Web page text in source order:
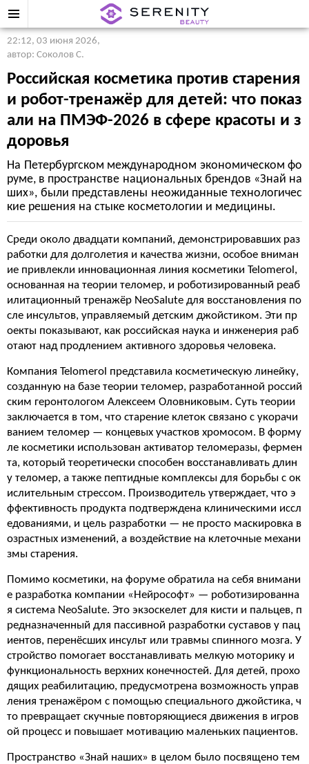
22:12, 03 июня 2026,
автор: Соколов С.
Российская косметика против старения
и робот-тренажёр для детей: что показ
али на ПМЭФ-2026 в сфере красоты и з
доровья
На Петербургском международном экономическом фо
руме, в пространстве национальных брендов «Знай на
ших», были представлены неожиданные технологичес
кие решения на стыке косметологии и медицины.
Среди около двадцати компаний, демонстрировавших раз
работки для долголетия и качества жизни, особое вниман
ие привлекли инновационная линия косметики Telomerol,
основанная на теории теломер, и роботизированный реаб
илитационный тренажёр NeoSalute для восстановления по
сле инсультов, управляемый детским джойстиком. Эти пр
оекты показывают, как российская наука и инженерия раб
отают над продлением активного здоровья человека.
Компания Telomerol представила косметическую линейку,
созданную на базе теории теломер, разработанной россий
ским геронтологом Алексеем Оловниковым. Суть теории
заключается в том, что старение клеток связано с укорачи
ванием теломер — концевых участков хромосом. В форму
ле косметики использован активатор теломеразы, фермен
та, который теоретически способен восстанавливать длин
у теломер, а также пептидные комплексы для борьбы с ок
ислительным стрессом. Производитель утверждает, что э
ффективность продукта подтверждена клиническими иссл
едованиями, и цель разработки — не просто маскировка в
озрастных изменений, а воздействие на клеточные механи
змы старения.
Помимо косметики, на форуме обратила на себя внимани
е разработка компании «Нейрософт» — роботизированна
я система NeoSalute. Это экзоскелет для кисти и пальцев, п
редназначенный для пассивной разработки суставов у пац
иентов, перенёсших инсульт или травмы спинного мозга. У
стройство помогает восстанавливать мелкую моторику и
функциональность верхних конечностей. Для детей, прохо
дящих реабилитацию, предусмотрена возможность управ
ления тренажёром с помощью специального джойстика, ч
то превращает скучные повторяющиеся движения в игров
ой процесс и повышает мотивацию маленьких пациентов.
Пространство «Знай наших» в целом было посвящено тем